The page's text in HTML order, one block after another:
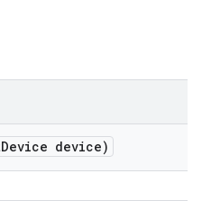
Device device)